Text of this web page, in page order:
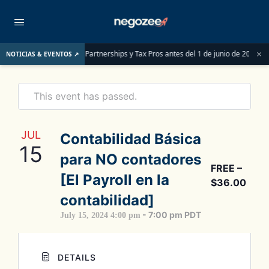
NOTICIAS & EVENTOS ↗
saber las LLCs, Partnerships y Tax Pros antes del 1 de junio de 2026 ×
This event has passed.
JUL
15
Contabilidad Básica
para NO contadores
[El Payroll en la
contabilidad]
July 15, 2024 4:00 pm - 7:00 pm PDT
FREE –
$36.00
DETAILS